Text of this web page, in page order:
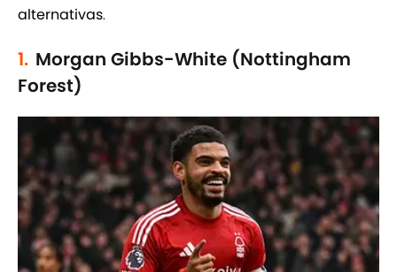
alternativas.
1. Morgan Gibbs-White (Nottingham
Forest)